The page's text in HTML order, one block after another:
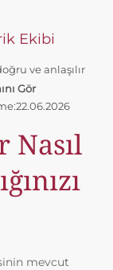
Ekibi
ve anlaşılır
Gör
22.06.2026
Nasıl
mevcut